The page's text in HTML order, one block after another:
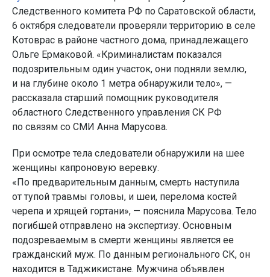
Следственного комитета РФ по Саратовской области,
6 октября следователи проверяли территорию в селе
Котоврас в районе частного дома, принадлежащего
Ольге Ермаковой. «Криминалистам показался
подозрительным один участок, они подняли землю,
и на глубине около 1 метра обнаружили тело», —
рассказала старший помощник руководителя
областного Следственного управления СК РФ
по связям со СМИ Анна Марусова.
При осмотре тела следователи обнаружили на шее
женщины капроновую веревку.
«По предварительным данным, смерть наступила
от тупой травмы головы, и шеи, перелома костей
черепа и хрящей гортани», — пояснила Марусова. Тело
погибшей отправлено на экспертизу. Основным
подозреваемым в смерти женщины является ее
гражданский муж. По данным регионального СК, он
находится в Таджикистане. Мужчина объявлен